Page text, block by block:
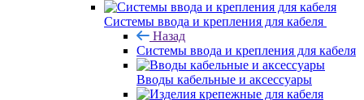
Системы ввода и крепления для кабеля
Назад
Системы ввода и крепления для кабеля
Вводы кабельные и аксессуары